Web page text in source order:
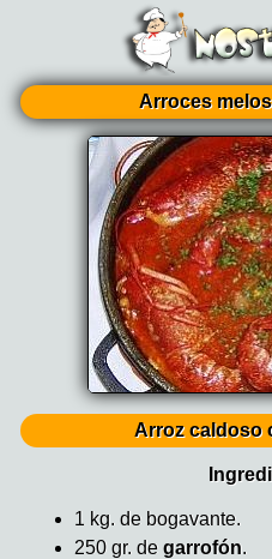
Arroces
Arroz caldoso
1 kg. de bogavante.
250 gr. degarrofón.